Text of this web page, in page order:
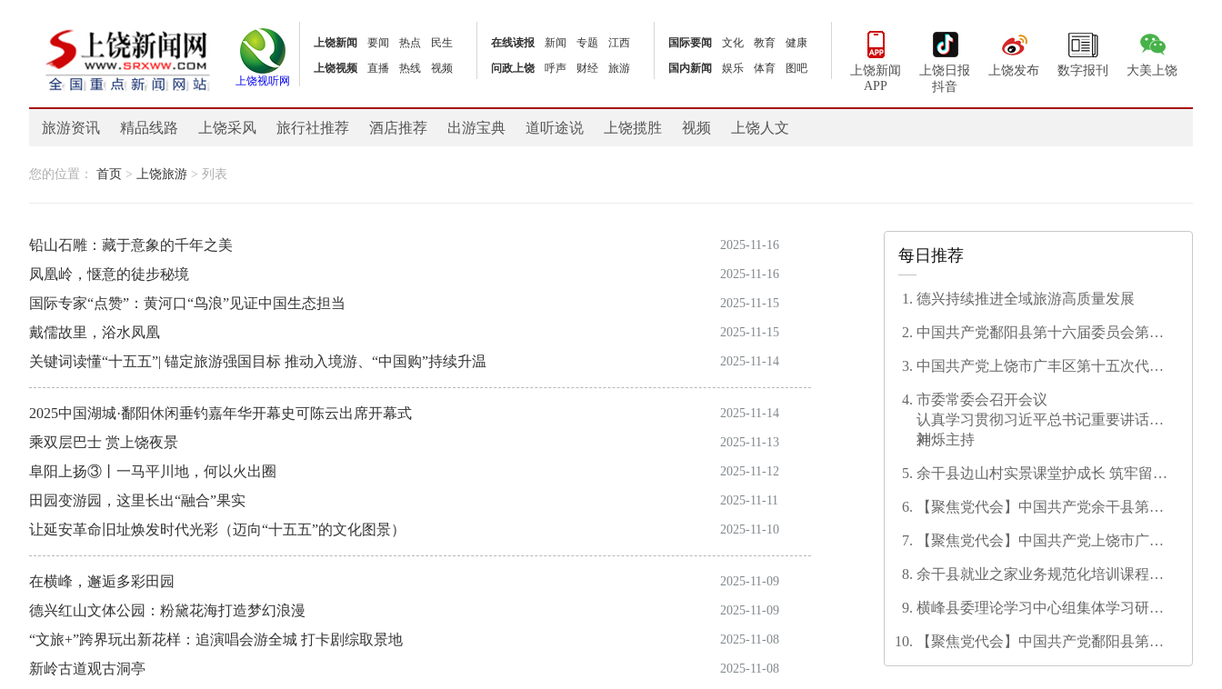
上饶视听网
上饶新闻 要闻 热点
民生
上饶视频
直播 热线 视频
在线读报 新闻 专题
江西
问政上饶
呼声 财经 旅游
国际要闻 文化 教育
健康
国内新闻
娱乐 体育 图吧
上饶新闻
APP
上饶日报
抖音
上饶发布 数字报刊 大美上饶
旅游资讯 精品线路 上饶采风 旅行社推荐 酒店推荐 出游宝典 道听途说 上饶揽胜 视频 上饶人文
您的位置： 首页 > 上饶旅游 > 列表
铅山石雕：藏于意象的千年之美 2025-11-16
凤凰岭，惬意的徒步秘境 2025-11-16
国际专家“点赞”：黄河口“鸟浪”见证中国生态担当 2025-11-15
戴儒故里，浴水凤凰 2025-11-15
关键词读懂“十五五”| 锚定旅游强国目标 推动入境游、“中国购”持续升温 2025-11-14
2025中国湖城·鄱阳休闲垂钓嘉年华开幕史可陈云出席开幕式 2025-11-14
乘双层巴士 赏上饶夜景 2025-11-13
阜阳上扬③丨一马平川地，何以火出圈 2025-11-12
田园变游园，这里长出“融合”果实 2025-11-11
让延安革命旧址焕发时代光彩（迈向“十五五”的文化图景） 2025-11-10
在横峰，邂逅多彩田园 2025-11-09
德兴红山文体公园：粉黛花海打造梦幻浪漫 2025-11-09
“文旅+”跨界玩出新花样：追演唱会游全城 打卡剧综取景地 2025-11-08
新岭古道观古洞亭 2025-11-08
每日推荐
德兴持续推进全域旅游高质量发展
中国共产党鄱阳县第十六届委员会第一
中国共产党上饶市广丰区第十五次代表
市委常委会召开会议
认真学习贯彻习近平总书记重要讲话精
神
刘烁主持
余干县边山村实景课堂护成长 筑牢留守
【聚焦党代会】中国共产党余干县第十
【聚焦党代会】中国共产党上饶市广信
余干县就业之家业务规范化培训课程开
横峰县委理论学习中心组集体学习研讨
【聚焦党代会】中国共产党鄱阳县第十